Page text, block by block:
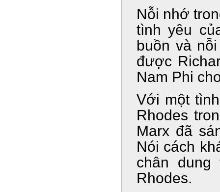
Nỗi nhớ
tình yêu
buồn và
được
Nam Phi
Với một
Rhodes
Marx đã
Nói cách
chân dung
Rhodes.